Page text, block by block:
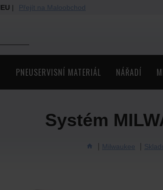
| Přejít na Maloobchod
PNEUSERVISNÍ MATERIÁL NÁŘADÍ
Milwaukee
Systém